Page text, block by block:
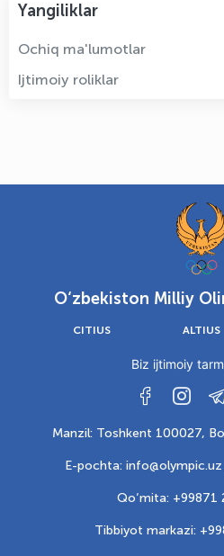
Yangiliklar
Ochiq ma'lumotlar
Ijtimoiy roliklar
O‘zbekiston Milliy
CITIUS ALTIUS
Biz ijtimoiy
Manzil: Toshkent 100027,
E-pochta: info@olympic.uz
Qo‘mita:
Tibbiyot markazi: